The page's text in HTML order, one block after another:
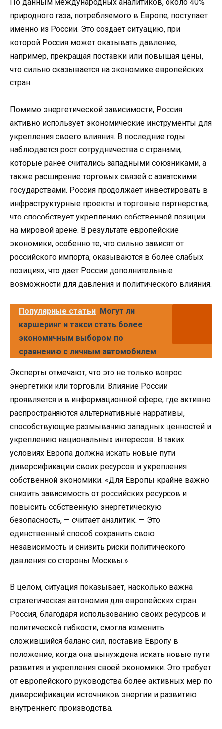
По данным международных аналитиков, около 40%
природного газа, потребляемого в Европе, поступает
именно из России. Это создает ситуацию, при
которой Россия может оказывать давление,
например, прекращая поставки или повышая цены,
что сильно сказывается на экономике европейских
стран.
Помимо энергетической зависимости, Россия
активно использует экономические инструменты для
укрепления своего влияния. В последние годы
наблюдается рост сотрудничества с странами,
которые ранее считались западными союзниками, а
также расширение торговых связей с азиатскими
государствами. Россия продолжает инвестировать в
инфраструктурные проекты и торговые партнерства,
что способствует укреплению собственной позиции
на мировой арене. В результате европейские
экономики, особенно те, что сильно зависят от
российского импорта, оказываются в более слабых
позициях, что дает России дополнительные
возможности для давления и политического влияния.
Популярные статьи Могут ли
каршеринг и такси стать более
экономичным выбором по
сравнению с личным автомобилем
Эксперты отмечают, что это не только вопрос
энергетики или торговли. Влияние России
проявляется и в информационной сфере, где активно
распространяются альтернативные нарративы,
способствующие размыванию западных ценностей и
укреплению национальных интересов. В таких
условиях Европа должна искать новые пути
диверсификации своих ресурсов и укрепления
собственной экономики. «Для Европы крайне важно
снизить зависимость от российских ресурсов и
повысить собственную энергетическую
безопасность, — считает аналитик. — Это
единственный способ сохранить свою
независимость и снизить риски политического
давления со стороны Москвы.»
В целом, ситуация показывает, насколько важна
стратегическая автономия для европейских стран.
Россия, благодаря использованию своих ресурсов и
политической гибкости, смогла изменить
сложившийся баланс сил, поставив Европу в
положение, когда она вынуждена искать новые пути
развития и укрепления своей экономики. Это требует
от европейского руководства более активных мер по
диверсификации источников энергии и развитию
внутреннего производства.